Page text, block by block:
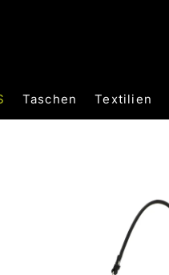
Taschen Textilien